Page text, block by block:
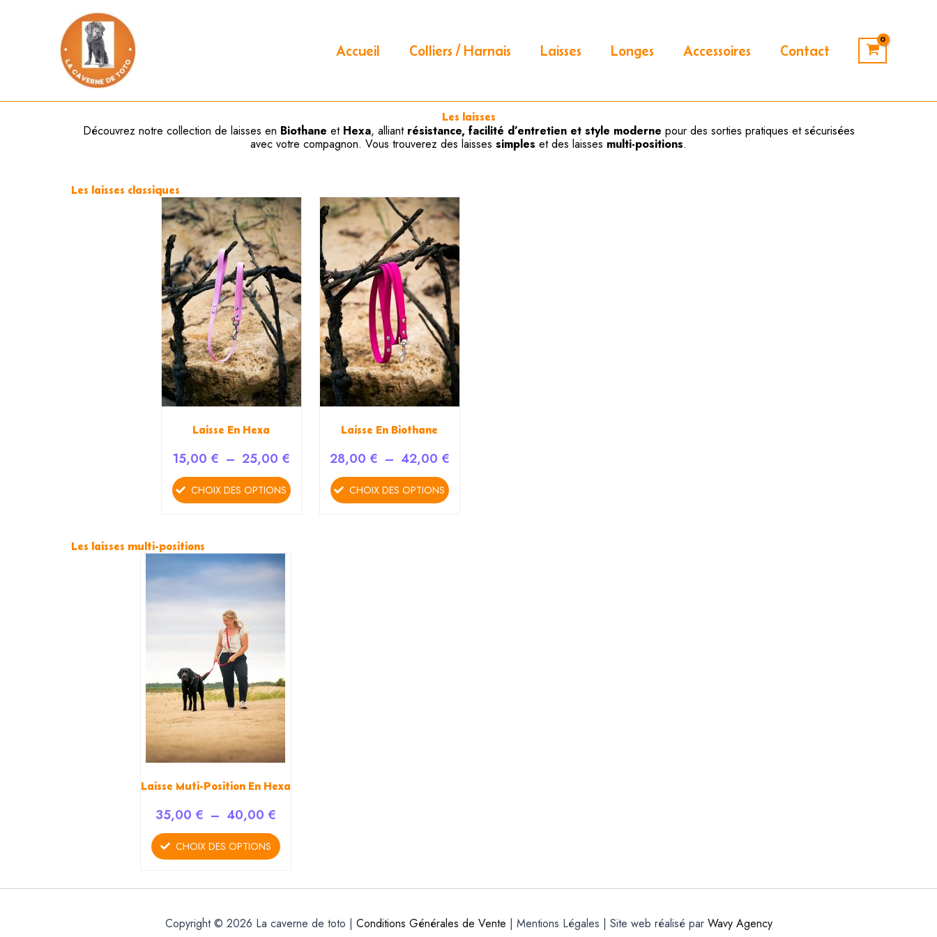
Accueil Colliers / Harnais Laisses Longes Accessoires Contact
Les laisses
Découvrez notre collection de laisses en Biothane et Hexa, alliant résistance, facilité d’entretien et style moderne pour des sorties pratiques et sécurisées
avec votre compagnon. Vous trouverez des laisses simples et des laisses multi-positions.
Laisse En Hexa
15,00 € – 25,00 €
Plage
de
15,00 €
à
25,00 €
CHOIX DES OPTIONS
Ce
produit
a
plusieurs
variations.
Les
options
peuvent
être
choisies
sur
la
page
produit
Laisse En Biothane
28,00 € – 42,00 €
Plage
de
prix :
28,00 €
à
42,00 €
CHOIX DES OPTIONS
Ce
produit
a
plusieurs
variations.
Les
options
peuvent
être
choisies
sur
la
page
produit
Les laisses classiques
Laisse Muti-Position En Hexa
35,00 € – 40,00 €
Plage
de
35,00 €
CHOIX DES OPTIONS
Ce
a
plusieurs
variations.
Les
options
peuvent
être
choisies
sur
la
page
produit
Les laisses multi-positions
Copyright © 2026 La caverne de toto | Conditions Générales de Vente | Mentions Légales | Site web réalisé par Wavy Agency